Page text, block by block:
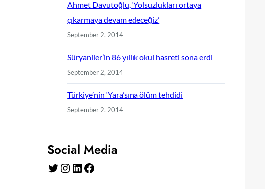
Ahmet Davutoğlu, ‘Yolsuzlukları ortaya
çıkarmaya devam edeceğiz’
September 2, 2014
Süryaniler’in 86 yıllık okul hasreti sona erdi
September 2, 2014
Türkiye’nin ‘Yara’sına ölüm tehdidi
September 2, 2014
Social Media
Twitter Instagram LinkedIn Facebook